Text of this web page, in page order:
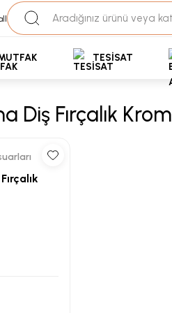
35+ Yıllık
Uzman
Ödemeli Özel Fiyatlar
TESİSAT
Diş Fırçalık Krom